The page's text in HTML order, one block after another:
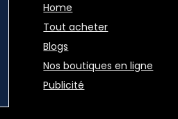
Home
Tout acheter
Blogs
Nos boutiques en ligne
Publicité